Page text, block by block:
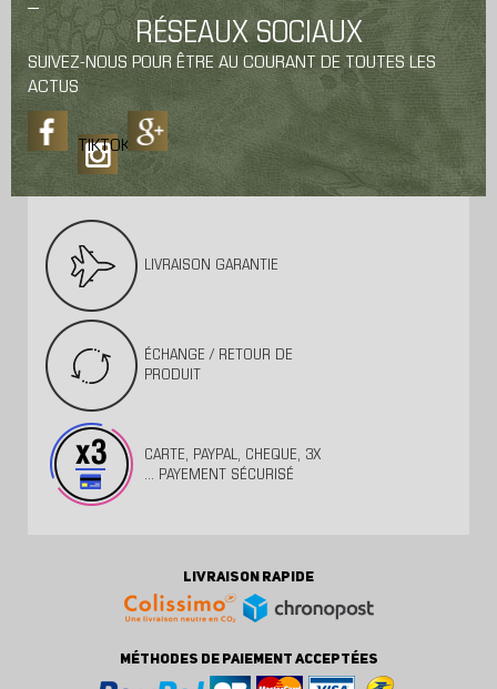
RÉSEAUX SOCIAUX
SUIVEZ-NOUS POUR ÊTRE AU COURANT DE TOUTES LES
ACTUS
TIKTOK
LIVRAISON GARANTIE
ÉCHANGE / RETOUR DE
PRODUIT
CARTE, PAYPAL, CHEQUE, 3X
... PAYEMENT SÉCURISÉ
LIVRAISON RAPIDE
MÉTHODES DE PAIEMENT ACCEPTÉES